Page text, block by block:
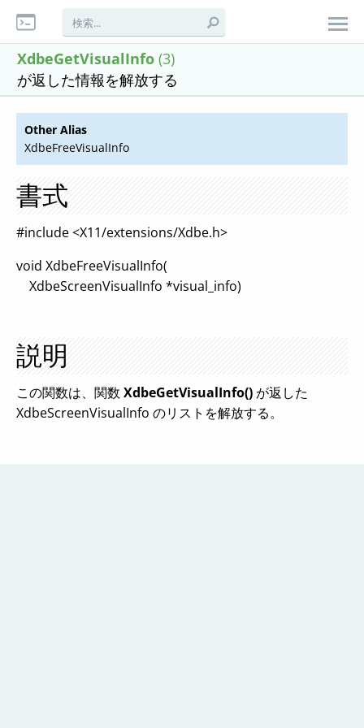
XdbeGetVisualInfo (3)
が返した情報を解放する
Other Alias
XdbeFreeVisualInfo
書式
#include <X11/extensions/Xdbe.h>
void XdbeFreeVisualInfo(
XdbeScreenVisualInfo *visual_info)
説明
この関数は、関数 XdbeGetVisualInfo() が返した
XdbeScreenVisualInfo のリストを解放する。